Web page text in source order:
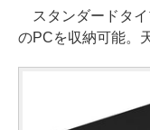
スタンダードタイ
のPCを収納可能。